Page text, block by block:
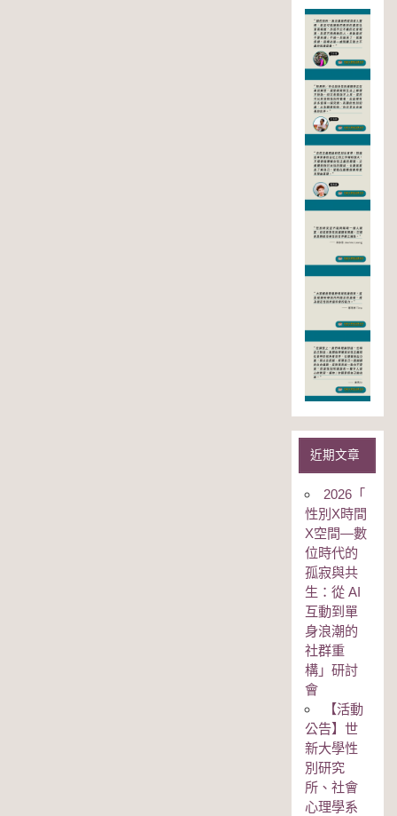
近期文章
2026「
性別Χ時間
Χ空間—數
位時代的
孤寂與共
生：從 AI
互動到單
身浪潮的
社群重
構」研討
會
【活動
公告】世
新大學性
別研究
所、社會
心理學系